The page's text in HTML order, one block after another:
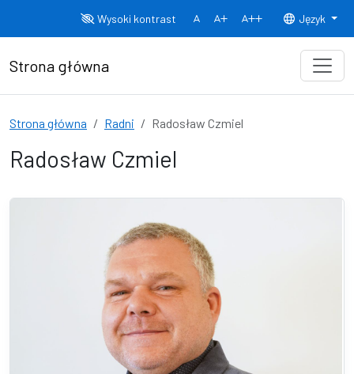
Wysoki kontrast
Normalny rozmiar czcionki
Rozmiar czcionki 150% Rozmiar
Język
Strona główna
Strona główna Radni Radosław Czmiel
Radosław Czmiel